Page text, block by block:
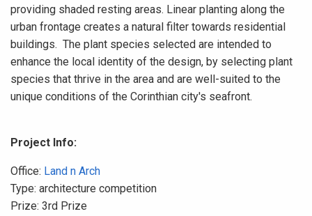
providing shaded resting areas. Linear planting along the
urban frontage creates a natural filter towards residential
buildings. The plant species selected are intended to
enhance the local identity of the design, by selecting plant
species that thrive in the area and are well-suited to the
unique conditions of the Corinthian city's seafront.
Project Info:
Office: Land n Arch
Type: architecture competition
Prize: 3rd Prize